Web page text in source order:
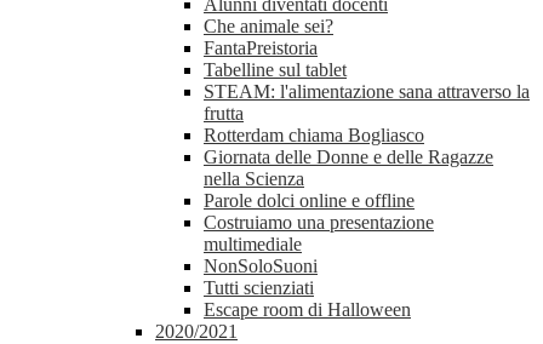
Alunni diventati docenti
Che animale sei?
FantaPreistoria
Tabelline sul tablet
STEAM: l'alimentazione sana attraverso la
frutta
Rotterdam chiama Bogliasco
Giornata delle Donne e delle Ragazze
nella Scienza
Parole dolci online e offline
Costruiamo una presentazione
multimediale
NonSoloSuoni
Tutti scienziati
Escape room di Halloween
2020/2021